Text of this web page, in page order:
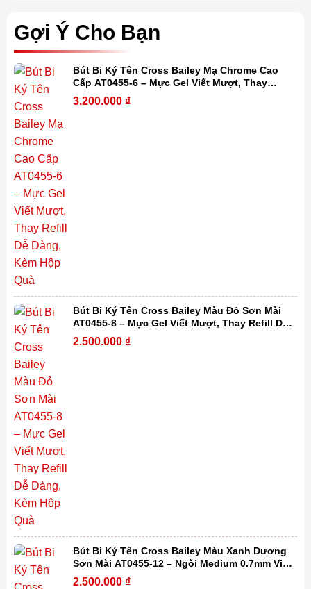
Gợi Ý Cho Bạn
Bút Bi Ký Tên Cross Bailey Mạ Chrome Cao
Cấp AT0455-6 – Mực Gel Viết Mượt, Thay
Refill Dễ Dàng, Kèm Hộp Quà
3.200.000 ₫
Bút Bi Ký Tên Cross Bailey Màu Đỏ Sơn Mài
AT0455-8 – Mực Gel Viết Mượt, Thay Refill Dễ
Dàng, Kèm Hộp Quà
2.500.000 ₫
Bút Bi Ký Tên Cross Bailey Màu Xanh Dương
Sơn Mài AT0455-12 – Ngòi Medium 0.7mm Viết
Mượt, Thay Refill Dễ Dàng Kèm Hộp Quà
2.500.000 ₫